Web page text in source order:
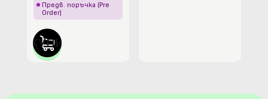
Предв. поръчка (Pre
Order)
КУПИ